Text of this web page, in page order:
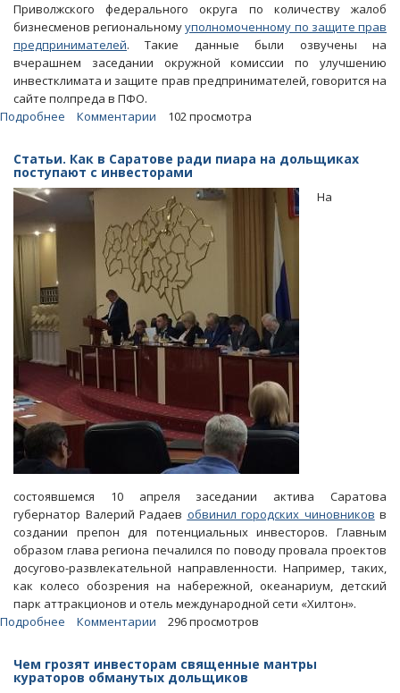
Приволжского федерального округа по количеству жалоб
бизнесменов региональномууполномоченному по защите прав
предпринимателей. Такие данные были озвучены на
вчерашнем заседании окружной комиссии по улучшению
инвестклимата и защите прав предпринимателей, говорится на
сайте полпреда в ПФО.
Подробнее
назвало
область
в
числе
лидеров
жалобам
предпринимателей
Комментарии 102 просмотра
Статьи. Как в Саратове ради пиара на дольщиках
поступают с инвесторами
На
состоявшемся 10 апреля заседании актива Саратова
губернатор Валерий Радаев обвинил городских чиновников в
создании препон для потенциальных инвесторов. Главным
образом глава региона печалился по поводу провала проектов
досугово-развлекательной направленности. Например, таких,
как колесо обозрения на набережной, океанариум, детский
парк аттракционов и отель международной сети «Хилтон».
Подробнее
в
Комментарии 296 просмотров
Чем грозят инвесторам священные мантры
кураторов обманутых дольщиков